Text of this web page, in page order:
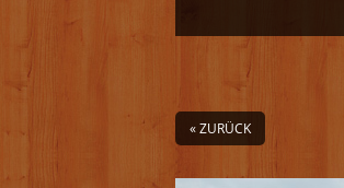
« ZURÜCK